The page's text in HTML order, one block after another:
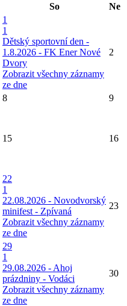
So Ne
1
1
Dětský sportovní den -
1.8.2026 - FK Ener Nové
Dvory
Zobrazit všechny záznamy
ze dne
2
8 9
15 16
22
1
22.08.2026 - Novodvorský
minifest - Zpívaná
Zobrazit všechny záznamy
ze dne
23
29
1
29.08.2026 - Ahoj
prázdniny - Vodáci
Zobrazit všechny záznamy
ze dne
30